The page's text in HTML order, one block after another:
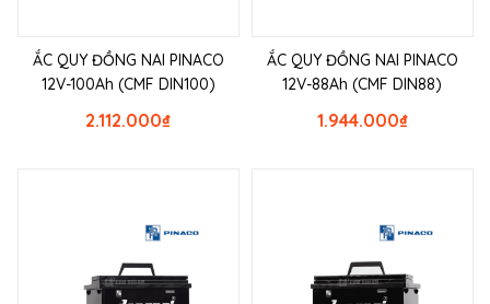
ẮC QUY ĐỒNG NAI PINACO
12V-100Ah (CMF DIN100)
₫
2.112.000
ẮC QUY ĐỒNG NAI PINACO
12V-88Ah (CMF DIN88)
₫
1.944.000